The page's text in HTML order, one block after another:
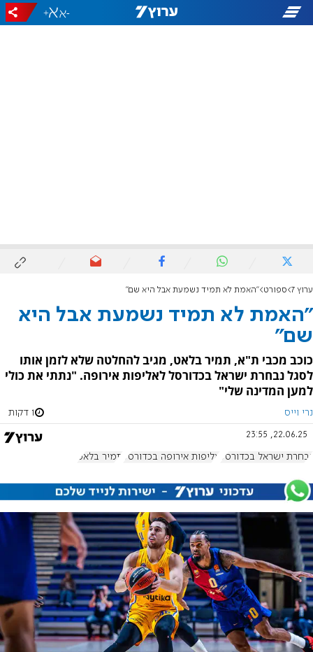
-
+
ערוץ 7 ספורט "האמת לא תמיד נשמעת אבל היא שם"
"האמת לא תמיד נשמעת אבל היא
שם"
כוכב מכבי ת"א, תמיר בלאט, מגיב להחלטה שלא לזמן אותו
לסגל נבחרת ישראל בכדורסל לאליפות אירופה. "נתתי את כולי
למען המדינה שלי"
נרי וייס 1 דקות
22.06.25, 23:55
נבחרת ישראל בכדורסל אליפות אירופה בכדורסל תמיר בלאט